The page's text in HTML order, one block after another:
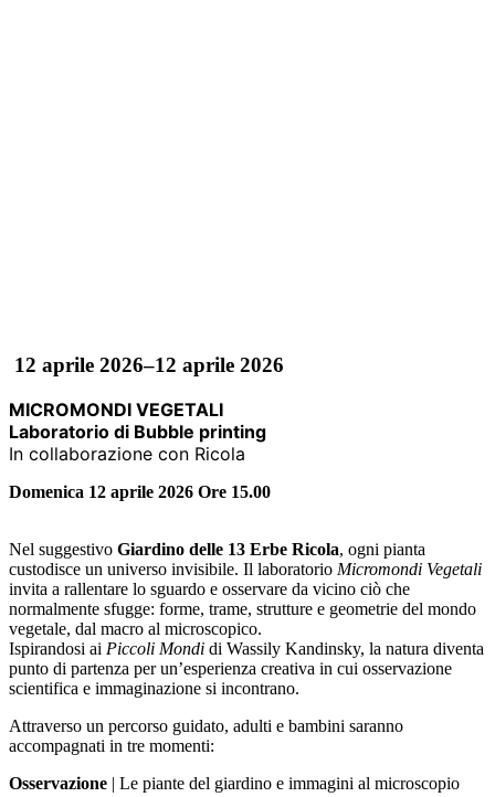
12 aprile 2026–12 aprile 2026
MICROMONDI VEGETALI
Laboratorio di Bubble printing
In collaborazione con Ricola
Domenica 12 aprile 2026 Ore 15.00
Nel suggestivo Giardino delle 13 Erbe Ricola, ogni pianta
custodisce un universo invisibile. Il laboratorio Micromondi Vegetali
invita a rallentare lo sguardo e osservare da vicino ciò che
normalmente sfugge: forme, trame, strutture e geometrie del mondo
vegetale, dal macro al microscopico.
Ispirandosi ai Piccoli Mondi di Wassily Kandinsky, la natura diventa
punto di partenza per un’esperienza creativa in cui osservazione
scientifica e immaginazione si incontrano.
Attraverso un percorso guidato, adulti e bambini saranno
accompagnati in tre momenti:
Osservazione | Le piante del giardino e immagini al microscopio